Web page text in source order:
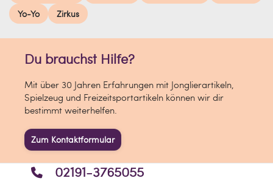
Yo-Yo
Zirkus
Du brauchst Hilfe?
Mit über 30 Jahren Erfahrungen mit Jonglierartikeln,
Spielzeug und Freizeitsportartikeln können wir dir
bestimmt weiterhelfen.
Zum Kontaktformular
02191-3765055